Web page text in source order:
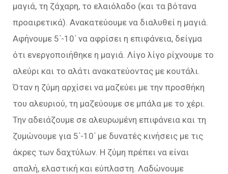
μαγιά, τη ζάχαρη, το ελαιόλαδο (και τα βότανα
προαιρετικά). Ανακατεύουμε να διαλυθεί η μαγιά.
Αφήνουμε 5΄-10΄ να αφρίσει η επιφάνεια, δείγμα
ότι ενεργοποιήθηκε η μαγιά. Λίγο λίγο ρίχνουμε το
αλεύρι και το αλάτι ανακατεύοντας με κουτάλι.
Όταν η ζύμη αρχίσει να μαζεύει με την προσθήκη
του αλευριού, τη μαζεύουμε σε μπάλα με το χέρι.
Την αδειάζουμε σε αλευρωμένη επιφάνεια και τη
ζυμώνουμε για 5΄-10΄ με δυνατές κινήσεις με τις
άκρες των δαχτύλων. Η ζύμη πρέπει να είναι
απαλή, ελαστική και εύπλαστη. Λαδώνουμε